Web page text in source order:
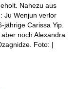
Nahezu aus
Ju Wenjun verlor
Carissa Yip.
noch Alexandra
Foto: |